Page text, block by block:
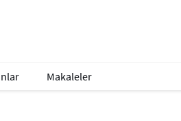
Makaleler